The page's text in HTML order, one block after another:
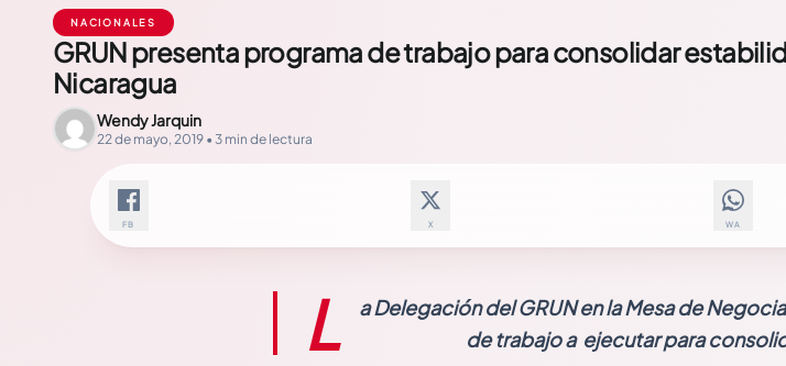
NACIONALES
GRUN presenta programa de trabajo para consolidar
Nicaragua
Wendy Jarquin
22 de mayo, 2019 • 3 min de lectura
FB X WA
L
a Delegación del GRUN en la Mesa de
de trabajo a ejecutar para